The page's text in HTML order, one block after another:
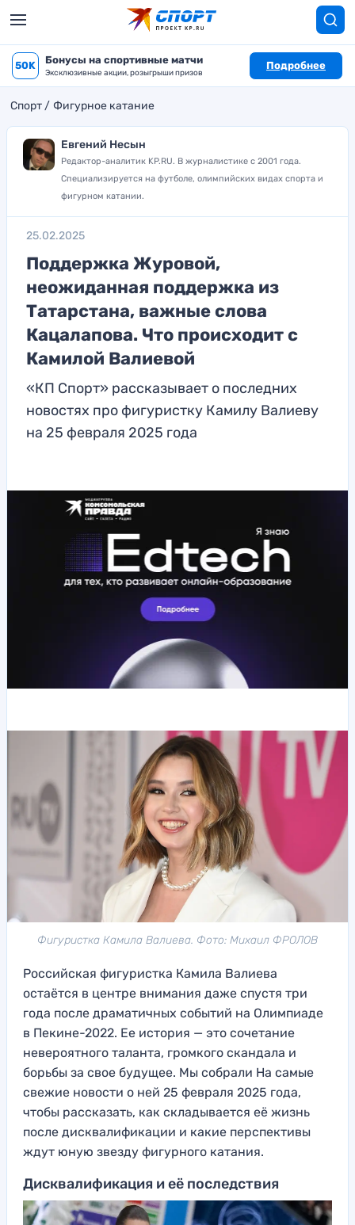
50K Бонусы на спортивные матчи
Эксклюзивные акции, розыгрыши призов
Подробнее
Спорт Фигурное катание
Евгений Несын
Редактор-аналитик KP.RU. В журналистике с 2001 года.
Специализируется на футболе, олимпийских видах спорта и
фигурном катании.
25.02.2025
Поддержка Журовой,
неожиданная поддержка из
Татарстана, важные слова
Кацалапова. Что происходит с
Камилой Валиевой
«КП Спорт» рассказывает о последних
новостях про фигуристку Камилу Валиеву
на 25 февраля 2025 года
Фигуристка Камила Валиева. Фото: Михаил ФРОЛОВ
Российская фигуристка Камила Валиева
остаётся в центре внимания даже спустя три
года после драматичных событий на Олимпиаде
в Пекине-2022. Ее история — это сочетание
невероятного таланта, громкого скандала и
борьбы за свое будущее. Мы собрали На самые
свежие новости о ней 25 февраля 2025 года,
чтобы рассказать, как складывается её жизнь
после дисквалификации и какие перспективы
ждут юную звезду фигурного катания.
Дисквалификация и её последствия